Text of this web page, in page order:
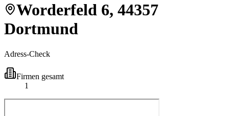
Worderfeld 6, 44357
Dortmund
Adress-Check
Firmen gesamt
1